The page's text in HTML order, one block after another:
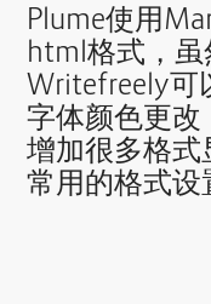
Plume使用
html格式，
Writefreely可
字体颜色更
增加很多格
常用的格式设